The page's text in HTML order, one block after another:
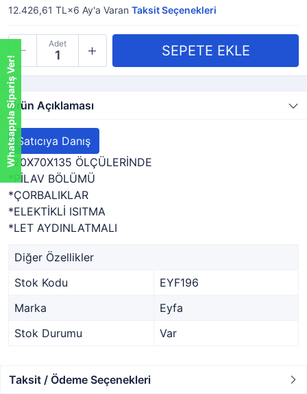
12.426,61 TL×6 Ay'a Varan Taksit Seçenekleri
Adet
Ürün Açıklaması
Satıcıya Danış
120X70X135 ÖLÇÜLERİNDE
*PİLAV BÖLÜMÜ
*ÇORBALIKLAR
*ELEKTİKLİ ISITMA
*LET AYDINLATMALI
Diğer Özellikler
Stok Kodu
EYF196
Marka
Eyfa
Stok Durumu
Var
Taksit / Ödeme Seçenekleri
Whatsappla Sipariş Ver!